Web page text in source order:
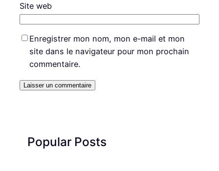
Site web
Enregistrer mon nom, mon e-mail et mon
site dans le navigateur pour mon prochain
commentaire.
Popular Posts